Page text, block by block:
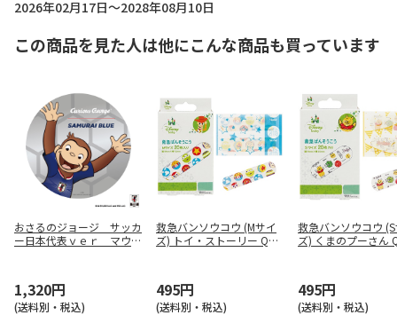
2026年02月17日～2028年08月10日
この商品を見た人は他にこんな商品も買っています
おさるのジョージ サッカ
ー日本代表ｖｅｒ マウス
1,320円
(送料別・税込)
救急バンソウコウ (Mサイ
ズ) トイ・ストーリー QQB
495円
(送料別・税込)
救急バンソウコウ
ズ) くまのプーさん
495円
(送料別・税込)